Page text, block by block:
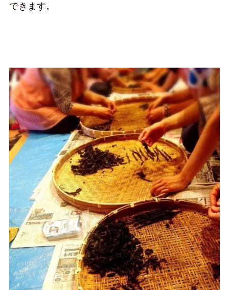
できます。